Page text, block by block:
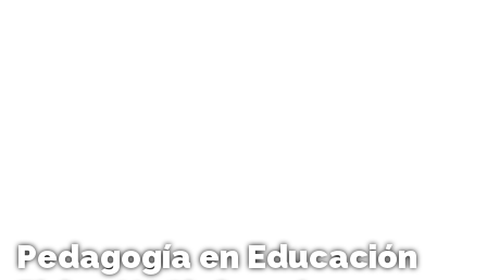
Pedagogía en Educación